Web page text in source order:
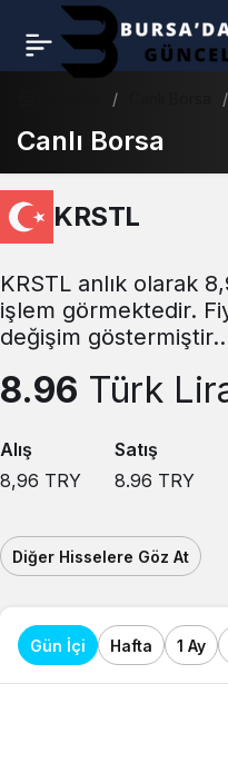
Canlı Borsa
KRSTL
KRSTL anlık olarak
işlem görmektedir.
değişim göstermiştir..
8.96 Türk
Alış
8,96 TRY
Satış
8.96 TRY
Diğer Hisselere Göz At
Gün İçi Hafta 1 Ay